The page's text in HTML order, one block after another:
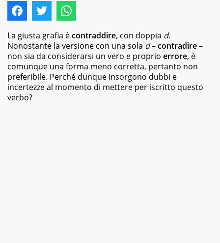
autrice,
editor
copywriter
per
case
editrici,
magazine
e
siti
La giusta grafia ècontraddire, con doppia d.
Nonostante la versione con una sola d–contradire–
non sia da considerarsi un vero e proprio errore, è
comunque una forma meno corretta, pertanto non
preferibile. Perché dunque insorgono dubbi e
incertezze al momento di mettere per iscritto questo
verbo?